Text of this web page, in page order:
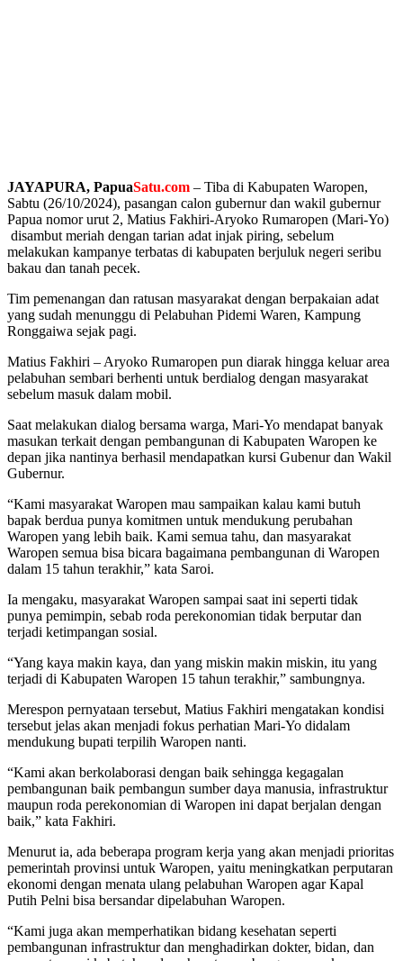
JAYAPURA, PapuaSatu.com – Tiba di Kabupaten Waropen,
Sabtu (26/10/2024), pasangan calon gubernur dan wakil gubernur
Papua nomor urut 2, Matius Fakhiri-Aryoko Rumaropen (Mari-Yo)
disambut meriah dengan tarian adat injak piring, sebelum
melakukan kampanye terbatas di kabupaten berjuluk negeri seribu
bakau dan tanah pecek.
Tim pemenangan dan ratusan masyarakat dengan berpakaian adat
yang sudah menunggu di Pelabuhan Pidemi Waren, Kampung
Ronggaiwa sejak pagi.
Matius Fakhiri – Aryoko Rumaropen pun diarak hingga keluar area
pelabuhan sembari berhenti untuk berdialog dengan masyarakat
sebelum masuk dalam mobil.
Saat melakukan dialog bersama warga, Mari-Yo mendapat banyak
masukan terkait dengan pembangunan di Kabupaten Waropen ke
depan jika nantinya berhasil mendapatkan kursi Gubenur dan Wakil
Gubernur.
“Kami masyarakat Waropen mau sampaikan kalau kami butuh
bapak berdua punya komitmen untuk mendukung perubahan
Waropen yang lebih baik. Kami semua tahu, dan masyarakat
Waropen semua bisa bicara bagaimana pembangunan di Waropen
dalam 15 tahun terakhir,” kata Saroi.
Ia mengaku, masyarakat Waropen sampai saat ini seperti tidak
punya pemimpin, sebab roda perekonomian tidak berputar dan
terjadi ketimpangan sosial.
“Yang kaya makin kaya, dan yang miskin makin miskin, itu yang
terjadi di Kabupaten Waropen 15 tahun terakhir,” sambungnya.
Merespon pernyataan tersebut, Matius Fakhiri mengatakan kondisi
tersebut jelas akan menjadi fokus perhatian Mari-Yo didalam
mendukung bupati terpilih Waropen nanti.
“Kami akan berkolaborasi dengan baik sehingga kegagalan
pembangunan baik pembangun sumber daya manusia, infrastruktur
maupun roda perekonomian di Waropen ini dapat berjalan dengan
baik,” kata Fakhiri.
Menurut ia, ada beberapa program kerja yang akan menjadi prioritas
pemerintah provinsi untuk Waropen, yaitu meningkatkan perputaran
ekonomi dengan menata ulang pelabuhan Waropen agar Kapal
Putih Pelni bisa bersandar dipelabuhan Waropen.
“Kami juga akan memperhatikan bidang kesehatan seperti
pembangunan infrastruktur dan menghadirkan dokter, bidan, dan